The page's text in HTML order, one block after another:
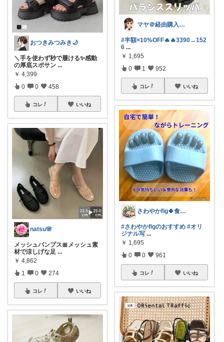
おつきみつみき🌙
＼手を使わず秒で履ける✨感動
の厚底スポサン ...
￥ 4,399
0 0 458
コレ いいね
natsu🌸
メッシュパンプス🎀メッシュ素
材で涼しげな足 ...
￥ 4,862
1 0 274
コレ いいね
マヤ＠経由購入に感謝❤️
#半額×10%OFF🔥🔥3390→152
6 ...
￥ 1,695
0 1 952
コレ いいね
さわやかfig🍀食と暮らしを楽しむ
#さわやかfigのおすすめ #オリ
ジナル写 ...
￥ 1,695
0 0 961
コレ いいね